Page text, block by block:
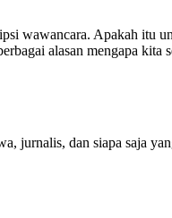
wawancara. Apakah itu
alasan mengapa kita
jurnalis, dan siapa saja